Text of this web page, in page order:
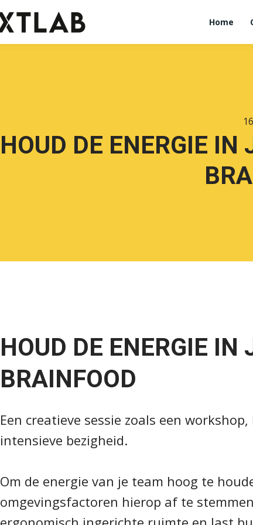
Home
HOUD DE ENERGIE
HOUD DE ENERGIE
BRAINFOOD
Een creatieve sessie zoals een
intensieve bezigheid.
Om de energie van je team hoog te
omgevingsfactoren hierop af te